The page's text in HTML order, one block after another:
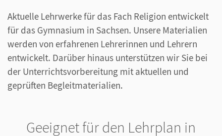
Aktuelle Lehrwerke für das Fach Religion entwickelt
für das Gymnasium in Sachsen. Unsere Materialien
werden von erfahrenen Lehrerinnen und Lehrern
entwickelt. Darüber hinaus unterstützen wir Sie bei
der Unterrichtsvorbereitung mit aktuellen und
geprüften Begleitmaterialien.
Geeignet für den Lehrplan in